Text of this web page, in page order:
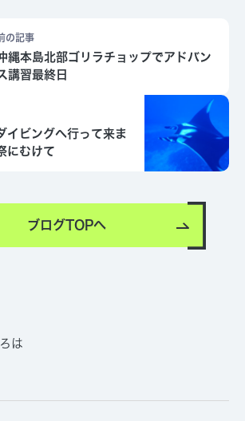
の記事
縄本島北部ゴリラチョップでアドバン
講習最終日
イビングへ行って来ま
にむけて
ブログTOPへ
は